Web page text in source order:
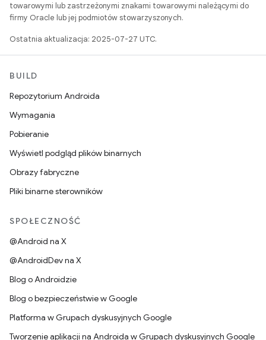
towarowymi lub zastrzeżonymi znakami towarowymi należącymi do
firmy Oracle lub jej podmiotów stowarzyszonych.
Ostatnia aktualizacja: 2025-07-27 UTC.
BUILD
Repozytorium Androida
Wymagania
Pobieranie
Wyświetl podgląd plików binarnych
Obrazy fabryczne
Pliki binarne sterowników
SPOŁECZNOŚĆ
@Android na X
@AndroidDev na X
Blog o Androidzie
Blog o bezpieczeństwie w Google
Platforma w Grupach dyskusyjnych Google
Tworzenie aplikacji na Androida w Grupach dyskusyjnych Google